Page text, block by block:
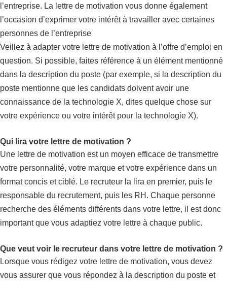
l’entreprise. La lettre de motivation vous donne également
l’occasion d’exprimer votre intérêt à travailler avec certaines
personnes de l’entreprise
Veillez à adapter votre lettre de motivation à l’offre d’emploi en
question. Si possible, faites référence à un élément mentionné
dans la description du poste (par exemple, si la description du
poste mentionne que les candidats doivent avoir une
connaissance de la technologie X, dites quelque chose sur
votre expérience ou votre intérêt pour la technologie X).
Qui lira votre lettre de motivation ?
Une lettre de motivation est un moyen efficace de transmettre
votre personnalité, votre marque et votre expérience dans un
format concis et ciblé. Le recruteur la lira en premier, puis le
responsable du recrutement, puis les RH. Chaque personne
recherche des éléments différents dans votre lettre, il est donc
important que vous adaptiez votre lettre à chaque public.
Que veut voir le recruteur dans votre lettre de motivation ?
Lorsque vous rédigez votre lettre de motivation, vous devez
vous assurer que vous répondez à la description du poste et